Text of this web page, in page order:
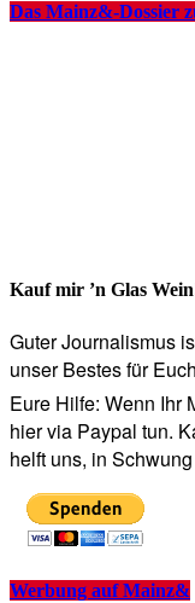
Das Mainz&-Dossier
Kauf mir ’n Glas
Guter Journalismus
unser Bestes für
Eure Hilfe: Wenn Ihr
hier via Paypal tun.
helft uns, in
Werbung auf Mainz&